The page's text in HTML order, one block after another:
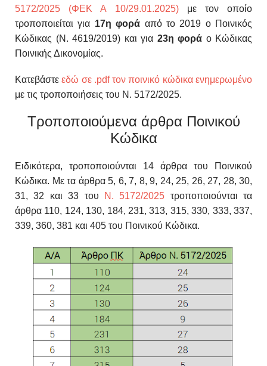
5172/2025 (ΦΕΚ Α 10/29.01.2025)με τον οποίο
τροποποιείται για 17η φορά από το 2019 ο Ποινικός
Κώδικας (Ν. 4619/2019) και για 23η φορά ο Κώδικας
Ποινικής Δικονομίας.
Κατεβάστεεδώ σε .pdf τον ποινικό κώδικα ενημερωμένο
με τις τροποποιήσεις του Ν. 5172/2025.
Τροποποιούμενα άρθρα Ποινικού
Κώδικα
Ειδικότερα, τροποποιούνται 14 άρθρα του Ποινικού
Κώδικα. Με τα άρθρα 5, 6, 7, 8, 9, 24, 25, 26, 27, 28, 30,
31, 32 και 33 του
Ν. 5172/2025 τροποποιούνται τα
άρθρα 110, 124, 130, 184, 231, 313, 315, 330, 333, 337,
339, 360, 381 και 405 του Ποινικού Κώδικα.